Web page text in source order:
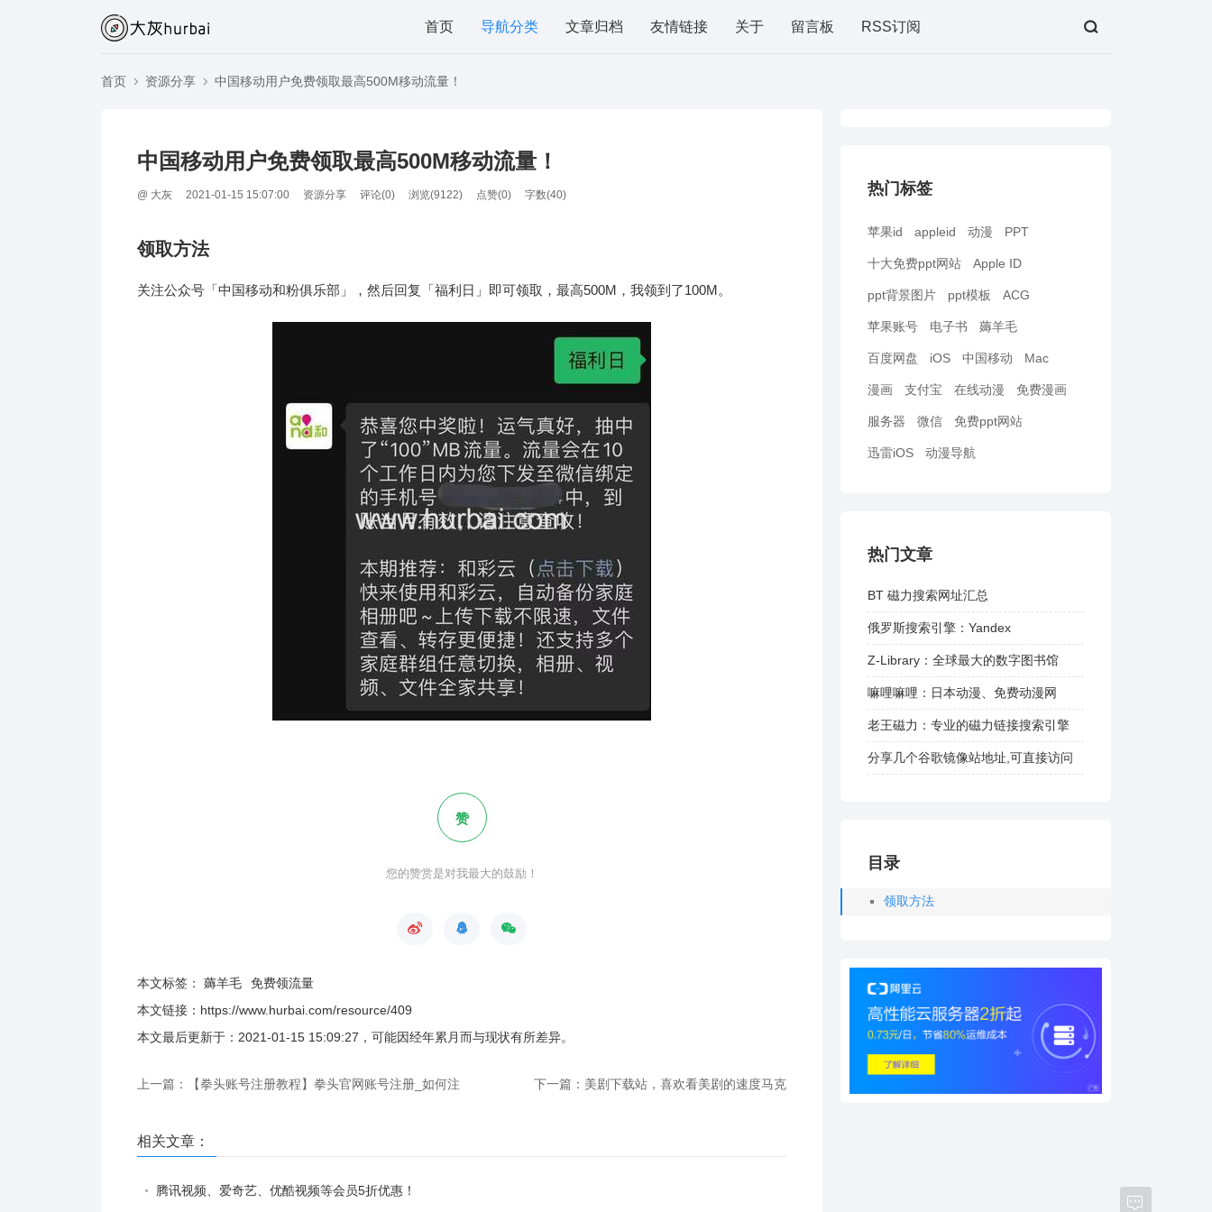
首页 导航分类 文章归档 友情链接 关于 留言板 RSS订阅
首页 资源分享 中国移动用户免费领取最高500M移动流量！
中国移动用户免费领取最高500M移动流量！
@ 大灰 2021-01-15 15:07:00 资源分享 评论(0) 浏览(9122) 点赞(0) 字数(40)
领取方法
关注公众号「中国移动和粉俱乐部」，然后回复「福利日」即可领取，最高500M，我领到了100M。
赞
您的赞赏是对我最大的鼓励！
本文标签： 薅羊毛
免费领流量
本文链接： https://www.hurbai.com/resource/409
本文最后更新于： 2021-01-15 15:09:27 ，可能因经年累月而与现状有所差异。
上一篇：【拳头账号注册教程】拳头官网账号注册_如何注 下一篇：美剧下载站，喜欢看美剧的速度马克
相关文章：
腾讯视频、爱奇艺、优酷视频等会员5折优惠！
热门标签
苹果id appleid 动漫 PPT
十大免费ppt网站 Apple ID
ppt背景图片 ppt模板 ACG
苹果账号 电子书 薅羊毛
百度网盘 iOS 中国移动 Mac
漫画 支付宝 在线动漫 免费漫画
服务器 微信 免费ppt网站
迅雷iOS 动漫导航
热门文章
BT 磁力搜索网址汇总
俄罗斯搜索引擎：Yandex
Z-Library：全球最大的数字图书馆
嘛哩嘛哩：日本动漫、免费动漫网
老王磁力：专业的磁力链接搜索引擎
分享几个谷歌镜像站地址,可直接访问
目录
领取方法